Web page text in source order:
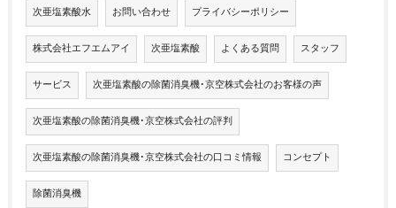
次亜塩素酸水 お問い合わせ プライバシーポリシー
株式会社エフエムアイ 次亜塩素酸 よくある質問 スタッフ
サービス 次亜塩素酸の除菌消臭機･京空株式会社のお客様の声
次亜塩素酸の除菌消臭機･京空株式会社の評判
次亜塩素酸の除菌消臭機･京空株式会社の口コミ情報 コンセプト
除菌消臭機